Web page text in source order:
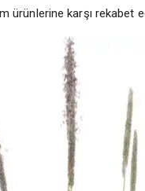
ürünlerine karşı rekabet